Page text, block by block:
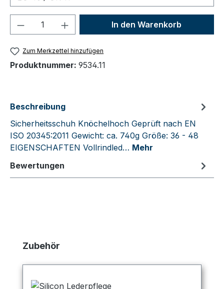
Produkt Anzahl: Gib denIn den Warenkorb
Zum Merkzettel hinzufügen
Produktnummer: 9534.11
Beschreibung
Sicherheitsschuh Knöchelhoch Geprüft nach EN
ISO 20345:2011 Gewicht: ca. 740g Größe: 36 - 48
EIGENSCHAFTEN Vollrindled… Mehr
Bewertungen
Produktgalerie überspringen
Zubehör